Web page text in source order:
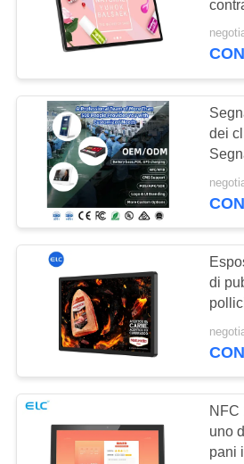
medico
Segnaletica
doppio
Calendari
dei
10
di
NFC
uno
pani